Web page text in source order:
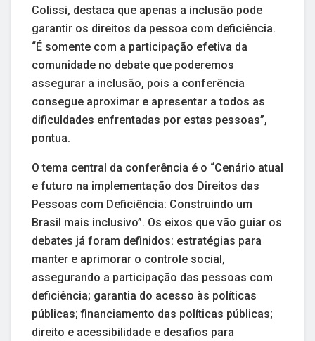
Colissi, destaca que apenas a inclusão pode
garantir os direitos da pessoa com deficiência.
“É somente com a participação efetiva da
comunidade no debate que poderemos
assegurar a inclusão, pois a conferência
consegue aproximar e apresentar a todos as
dificuldades enfrentadas por estas pessoas”,
pontua.
O tema central da conferência é o “Cenário atual
e futuro na implementação dos Direitos das
Pessoas com Deficiência: Construindo um
Brasil mais inclusivo”. Os eixos que vão guiar os
debates já foram definidos: estratégias para
manter e aprimorar o controle social,
assegurando a participação das pessoas com
deficiência; garantia do acesso às políticas
públicas; financiamento das políticas públicas;
direito e acessibilidade e desafios para